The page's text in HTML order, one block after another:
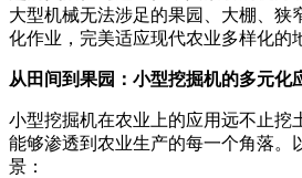
大型机械无法涉足的果园、大棚、狭
化作业，完美适应现代农业多样化的
从田间到果园：小型挖掘机的多元化
小型挖掘机在农业上的应用远不止挖
能够渗透到农业生产的每一个角落。
景：